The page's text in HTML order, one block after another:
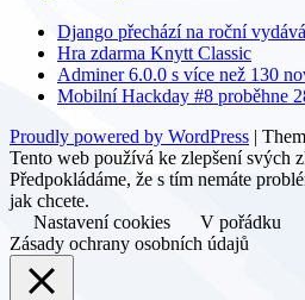
Django přechází na roční
Hra zdarma Knytt Classic
Adminer 6.0.0 s více než 130
Mobilní Hackday #8 proběhne
Proudly powered by WordPress |
Tento web používá ke zlepšení svých
Předpokládáme, že s tím nemáte
jak chcete.
Nastavení cookies
V pořádku
Zásady ochrany osobních údajů